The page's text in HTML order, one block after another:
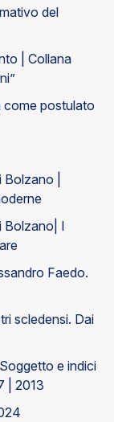
del
| Collana
come postulato
|
Bolzano| I
Faedo.
scledensi. Dai
e indici
| 2013